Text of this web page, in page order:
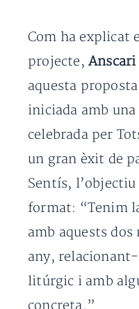
Com ha explicat
projecte,
aquesta
iniciada amb
celebrada per
un gran èxit de
Sentís,
format: “Tenim
amb aquests
any,
litúrgic i amb